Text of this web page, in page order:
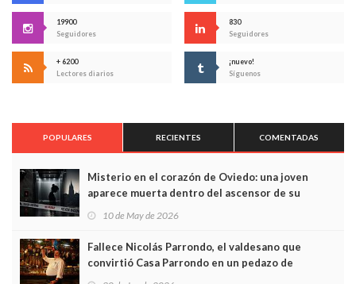
19900
Seguidores
830
Seguidores
+ 6200
Lectores diarios
¡nuevo!
Síguenos
POPULARES RECIENTES COMENTADAS
Misterio en el corazón de Oviedo: una joven
aparece muerta dentro del ascensor de su
edificio y las cámaras captan sus últimos minutos
10 de May de 2026
Fallece Nicolás Parrondo, el valdesano que
convirtió Casa Parrondo en un pedazo de
Asturias en Madrid